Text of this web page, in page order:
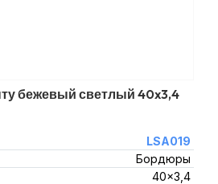
бежевый светлый 40x3,4
LSA019
Бордюры
40x3,4